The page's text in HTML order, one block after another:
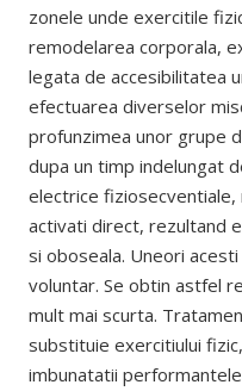
zonele unde exercitile
remodelarea corporala,
legata de accesibilitatea
efectuarea diverselor
profunzimea unor grupe
dupa un timp indelungat
electrice
activati direct, rezultand
si oboseala. Uneori
voluntar. Se obtin astfel
mult mai scurta.
substituie exercitiului
imbunatatii